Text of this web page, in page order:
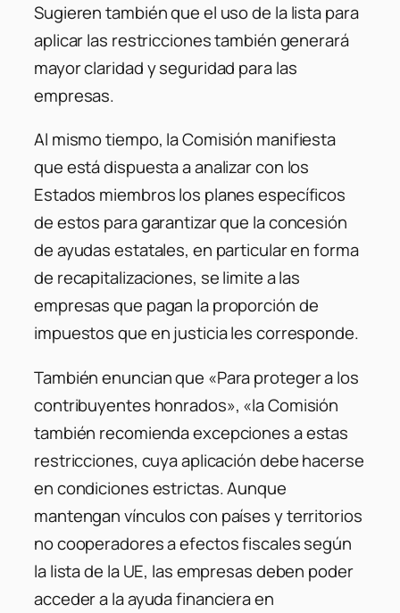
Sugieren también que el uso de la lista para
aplicar las restricciones también generará
mayor claridad y seguridad para las
empresas.
Al mismo tiempo, la Comisión manifiesta
que está dispuesta a analizar con los
Estados miembros los planes específicos
de estos para garantizar que la concesión
de ayudas estatales, en particular en forma
de recapitalizaciones, se limite a las
empresas que pagan la proporción de
impuestos que en justicia les corresponde.
También enuncian que «Para proteger a los
contribuyentes honrados», «la Comisión
también recomienda excepciones a estas
restricciones, cuya aplicación debe hacerse
en condiciones estrictas. Aunque
mantengan vínculos con países y territorios
no cooperadores a efectos fiscales según
la lista de la UE, las empresas deben poder
acceder a la ayuda financiera en